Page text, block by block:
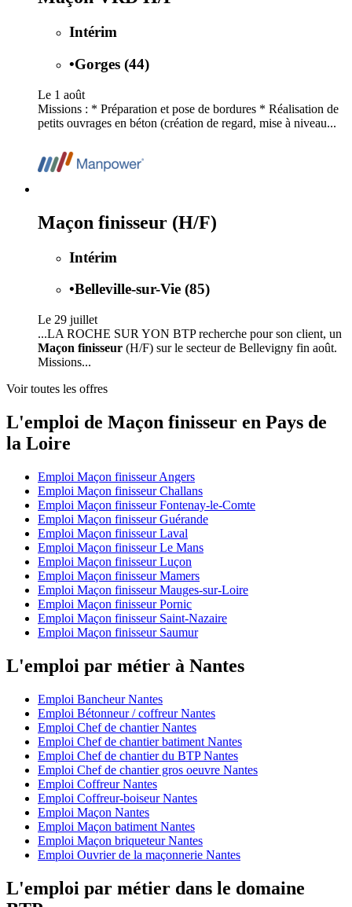
Intérim
•Gorges (44)
Le 1 août
Missions : * Préparation et pose de bordures * Réalisation de
petits ouvrages en béton (création de regard, mise à niveau...
Maçon finisseur (H/F)
Intérim
•Belleville-sur-Vie (85)
Le 29 juillet
...LA ROCHE SUR YON BTP recherche pour son client, un
Maçon finisseur (H/F) sur le secteur de Bellevigny fin août.
Missions...
Voir toutes les offres
L'emploi de Maçon finisseur en Pays de
la Loire
Emploi Maçon finisseur Angers
Emploi Maçon finisseur Challans
Emploi Maçon finisseur Fontenay-le-Comte
Emploi Maçon finisseur Guérande
Emploi Maçon finisseur Laval
Emploi Maçon finisseur Le Mans
Emploi Maçon finisseur Luçon
Emploi Maçon finisseur Mamers
Emploi Maçon finisseur Mauges-sur-Loire
Emploi Maçon finisseur Pornic
Emploi Maçon finisseur Saint-Nazaire
Emploi Maçon finisseur Saumur
L'emploi par métier à Nantes
Emploi Bancheur Nantes
Emploi Bétonneur / coffreur Nantes
Emploi Chef de chantier Nantes
Emploi Chef de chantier batiment Nantes
Emploi Chef de chantier du BTP Nantes
Emploi Chef de chantier gros oeuvre Nantes
Emploi Coffreur Nantes
Emploi Coffreur-boiseur Nantes
Emploi Maçon Nantes
Emploi Maçon batiment Nantes
Emploi Maçon briqueteur Nantes
Emploi Ouvrier de la maçonnerie Nantes
L'emploi par métier dans le domaine